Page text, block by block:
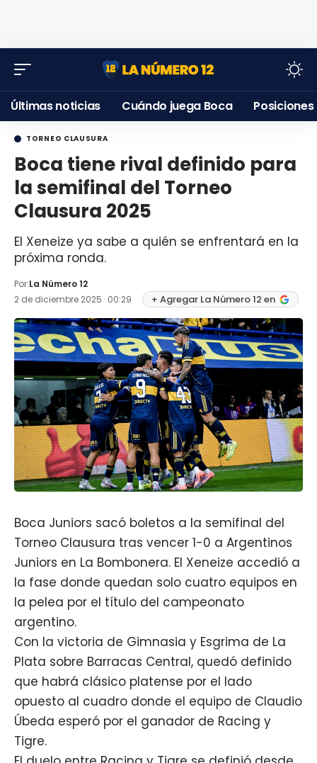
Últimas noticias Cuándo juega Boca Posiciones
TORNEO CLAUSURA
Boca tiene rival definido para
la semifinal del Torneo
Clausura 2025
El Xeneize ya sabe a quién se enfrentará en la
próxima ronda.
Por:La Número 12
2 de diciembre 2025 · 00:29
+ Agregar La Número 12 en
Boca Juniors sacó boletos a la semifinal del
Torneo Clausura tras vencer 1-0 a Argentinos
Juniors en La Bombonera. El Xeneize accedió a
la fase donde quedan solo cuatro equipos en
la pelea por el título del campeonato
argentino.
Con la victoria de Gimnasia y Esgrima de La
Plata sobre Barracas Central, quedó definido
que habrá clásico platense por el lado
opuesto al cuadro donde el equipo de Claudio
Úbeda esperó por el ganador de Racing y
Tigre.